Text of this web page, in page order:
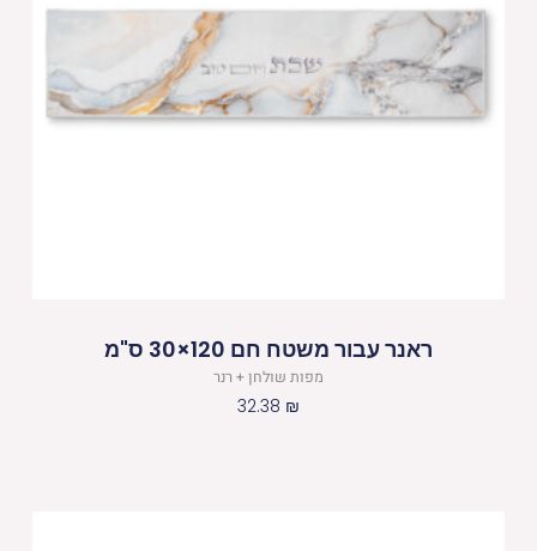
ראנר עבור משטח חם 120×30 ס"מ
מפות שולחן + רנר
32.38 ₪